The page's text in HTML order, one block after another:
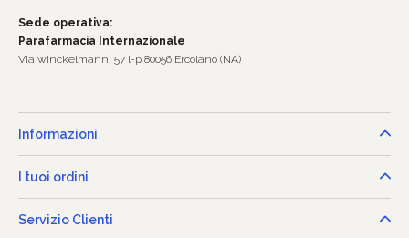
Sede operativa:
Parafarmacia Internazionale
Via winckelmann, 57 l-p 80056 Ercolano (NA)
Informazioni
I tuoi ordini
Servizio Clienti